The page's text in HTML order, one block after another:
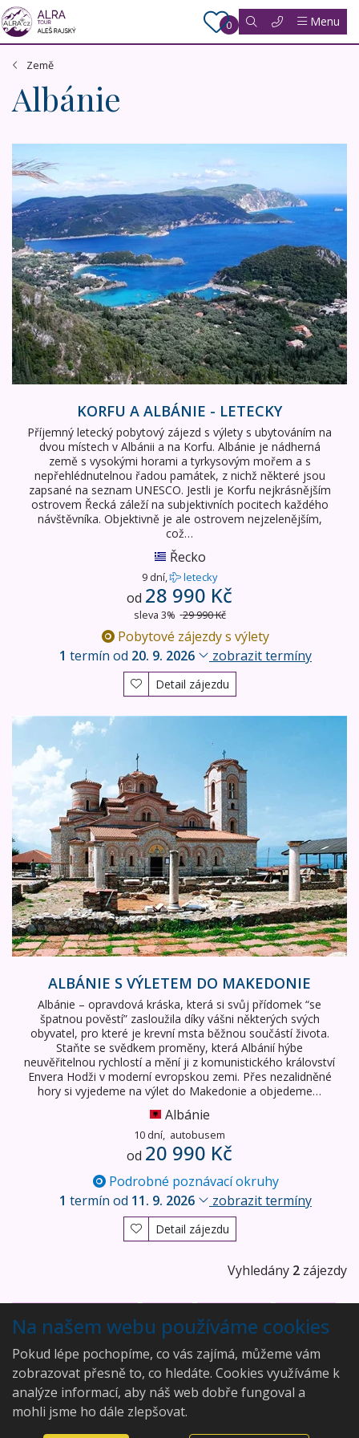
0 Menu
Země
Albánie
Korfu a Albánie - letecky
KORFU A ALBÁNIE - LETECKY
Příjemný letecký pobytový zájezd s výlety s ubytováním na
dvou místech v Albánii a na Korfu. Albánie je nádherná
země s vysokými horami a tyrkysovým mořem a s
nepřehlédnutelnou řadou památek, z nichž některé jsou
zapsané na seznam UNESCO. Jestli je Korfu nejkrásnějším
ostrovem Řecká záleží na subjektivních pocitech každého
návštěvníka. Objektivně je ale ostrovem nejzelenějším,
což…
Řecko
9 dní, letecky
od 28 990 Kč
sleva 3% 29 990 Kč
Pobytové zájezdy s výlety
1 termín od 20. 9. 2026 zobrazit termíny
Detail zájezdu
Albánie s výletem do Makedonie
ALBÁNIE S VÝLETEM DO MAKEDONIE
Albánie – opravdová kráska, která si svůj přídomek “se
špatnou pověstí” zasloužila díky vášni některých svých
obyvatel, pro které je krevní msta běžnou součástí života.
Staňte se svědkem proměny, která Albánií hýbe
neuvěřitelnou rychlostí a mění ji z komunistického království
Envera Hodži v moderní evropskou zemi. Přes nezalidněné
hory si vyjedeme na výlet do Makedonie a objedeme…
Albánie
10 dní, autobusem
od 20 990 Kč
Podrobné poznávací okruhy
1 termín od 11. 9. 2026 zobrazit termíny
Detail zájezdu
Vyhledány 2 zájezdy
Albánské pobřeží Shëngjin Ksamil
Aleš Rajský
Na našem webu používáme cookies
Pokud lépe pochopíme, co vás zajímá, můžeme vám
zobrazovat přesně to, co hledáte. Cookies využíváme k
analýze informací, aby náš web dobře fungoval a
mohli jsme ho dále zlepšovat.